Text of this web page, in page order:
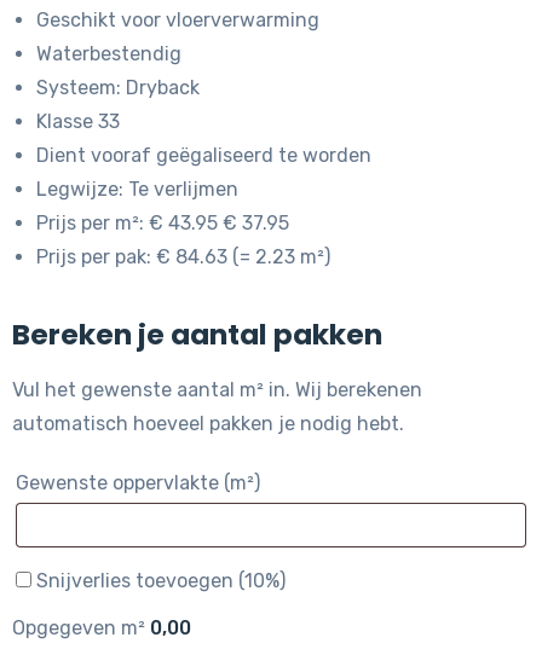
Geschikt voor vloerverwarming
Waterbestendig
Systeem: Dryback
Klasse 33
Dient vooraf geëgaliseerd te worden
Legwijze: Te verlijmen
Prijs per m²: € 43.95 € 37.95
Prijs per pak: € 84.63 (= 2.23 m²)
Bereken je aantal pakken
Vul het gewenste aantal m² in. Wij berekenen
automatisch hoeveel pakken je nodig hebt.
Gewenste oppervlakte (m²)
Snijverlies toevoegen (10%)
Opgegeven m² 0,00